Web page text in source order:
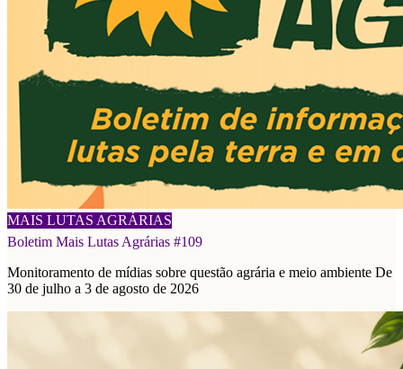
MAIS LUTAS AGRÁRIAS
08/08/2026
Boletim Mais Lutas Agrárias #109
Monitoramento de mídias sobre questão agrária e meio ambiente De
30 de julho a 3 de agosto de 2026